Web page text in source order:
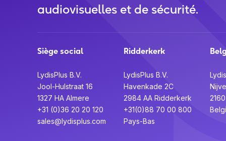
audiovisuelles et de sécurité.
Siège social
LydisPlus B.V.
Jool-Hulstraat 16
1327 HA Almere
+31 (0)36 20 20 120
sales@lydisplus.com
Ridderkerk
LydisPlus B.V.
Havenkade 2C
2984 AA Ridderkerk
+31(0)88 70 00 800
Pays-Bas